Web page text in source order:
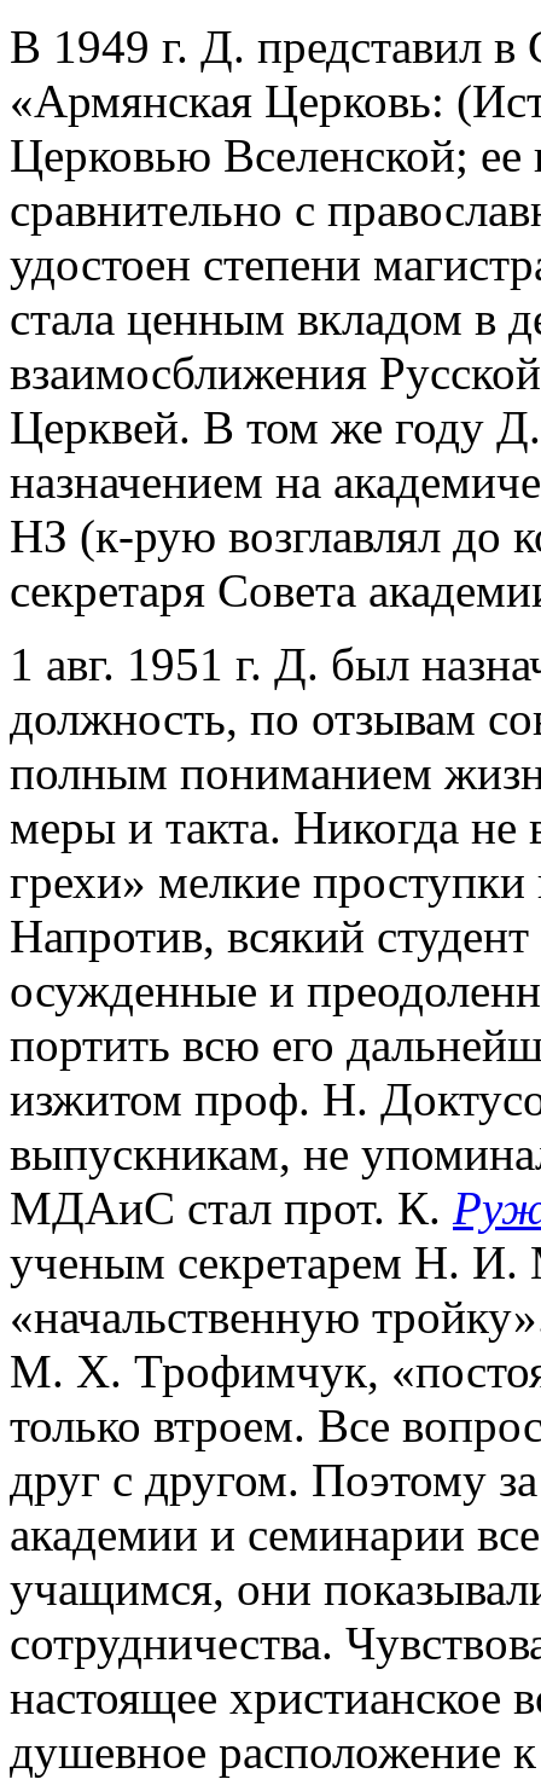
В 1949 г. Д. представил в
«Армянская Церковь:
Церковью Вселенской;
сравнительно с
удостоен степени
стала ценным вкладом в
взаимосближения
Церквей. В том же году
назначением на
НЗ (к-рую возглавлял до
секретаря Совета
1 авг. 1951 г. Д. был
должность, по отзывам
полным пониманием
меры и такта. Никогда не
грехи» мелкие
Напротив, всякий
осужденные и
портить всю его
изжитом проф. Н.
выпускникам, не
МДАиС стал прот. К.
ученым секретарем Н. И.
«начальственную
М. Х. Трофимчук,
только втроем. Все
друг с другом. Поэтому
академии и семинарии
учащимся, они
сотрудничества.
настоящее христианское
душевное расположение